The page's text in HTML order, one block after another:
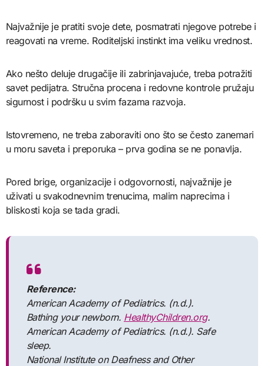
Najvažnije je pratiti svoje dete, posmatrati njegove potrebe i
reagovati na vreme. Roditeljski instinkt ima veliku vrednost.
Ako nešto deluje drugačije ili zabrinjavajuće, treba potražiti
savet pedijatra. Stručna procena i redovne kontrole pružaju
sigurnost i podršku u svim fazama razvoja.
Istovremeno, ne treba zaboraviti ono što se često zanemari
u moru saveta i preporuka – prva godina se ne ponavlja.
Pored brige, organizacije i odgovornosti, najvažnije je
uživati u svakodnevnim trenucima, malim naprecima i
bliskosti koja se tada gradi.
Reference:
American Academy of Pediatrics. (n.d.).
Bathing your newborn. HealthyChildren.org.
American Academy of Pediatrics. (n.d.). Safe
sleep.
National Institute on Deafness and Other